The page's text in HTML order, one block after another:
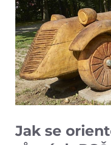
Jak se